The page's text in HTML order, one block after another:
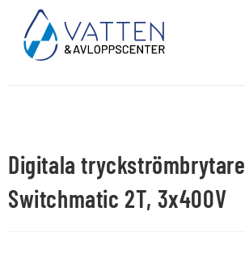
Digitala tryckströmbrytare
Switchmatic 2T, 3x400V